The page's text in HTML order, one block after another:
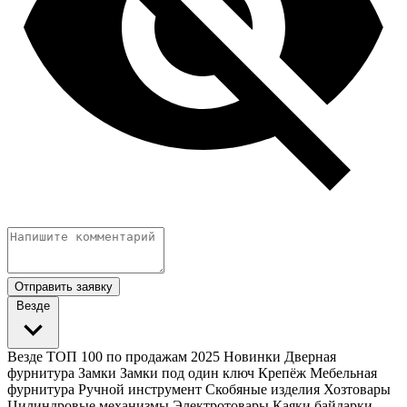
Отправить заявку
Везде
Везде ТОП 100 по продажам 2025 Новинки Дверная
фурнитура Замки Замки под один ключ Крепёж Мебельная
фурнитура Ручной инструмент Скобяные изделия Хозтовары